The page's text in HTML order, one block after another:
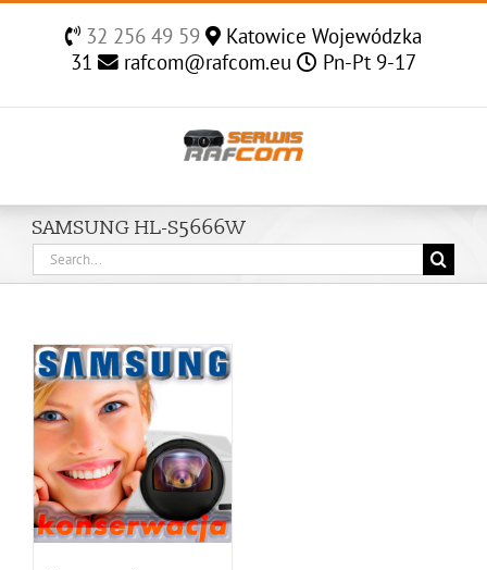
32 256 49 59
Katowice Wojewódzka
31
rafcom@rafcom.eu Pn-Pt 9-17
SAMSUNG HL-S5666W
Search
for: